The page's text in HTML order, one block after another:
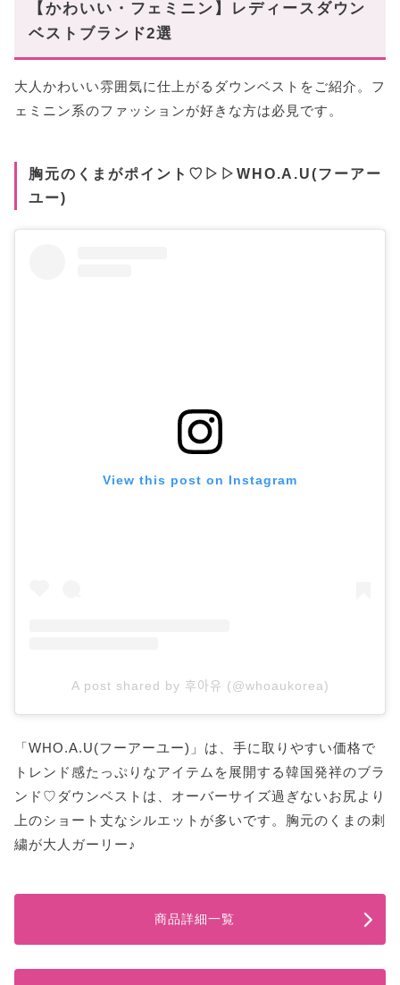
【かわいい・フェミニン】レディースダウン
ベストブランド2選
大人かわいい雰囲気に仕上がるダウンベストをご紹介。フ
ェミニン系のファッションが好きな方は必見です。
胸元のくまがポイント♡▷▷WHO.A.U(フーアー
ユー)
View this post on Instagram
A post shared by 후아유 (@whoaukorea)
「WHO.A.U(フーアーユー)」は、手に取りやすい価格で
トレンド感たっぷりなアイテムを展開する韓国発祥のブラ
ンド♡ダウンベストは、オーバーサイズ過ぎないお尻より
上のショート丈なシルエットが多いです。胸元のくまの刺
繍が大人ガーリー♪
商品詳細一覧